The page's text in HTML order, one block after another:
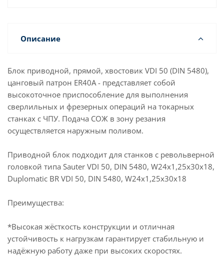
Описание
Блок приводной, прямой, хвостовик VDI 50 (DIN 5480),
цанговый патрон ER40A - представляет собой
высокоточное приспособление для выполнения
сверлильных и фрезерных операций на токарных
станках с ЧПУ. Подача СОЖ в зону резания
осуществляется наружным поливом.
Приводной блок подходит для станков с револьверной
головкой типа Sauter VDI 50, DIN 5480, W24x1,25x30x18,
Duplomatic BR VDI 50, DIN 5480, W24x1,25x30x18
Преимущества:
*Высокая жёсткость конструкции и отличная
устойчивость к нагрузкам гарантирует стабильную и
надёжную работу даже при высоких скоростях.